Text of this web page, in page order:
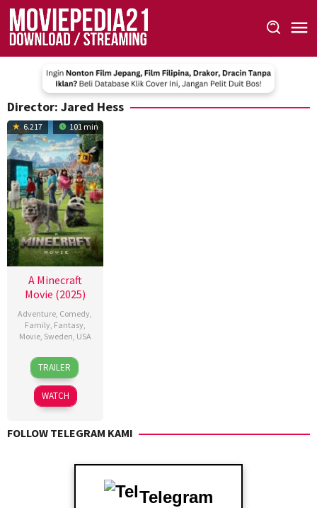
Skip
content
Director: Jared Hess
6.217 101 min
A Minecraft
Movie (2025)
Adventure Comedy
Family, Fantasy,
Movie, Sweden USA
31
Mar
2025
Jared
Hess
TRAILER
WATCH
FOLLOW TELEGRAM KAMI
Telegram